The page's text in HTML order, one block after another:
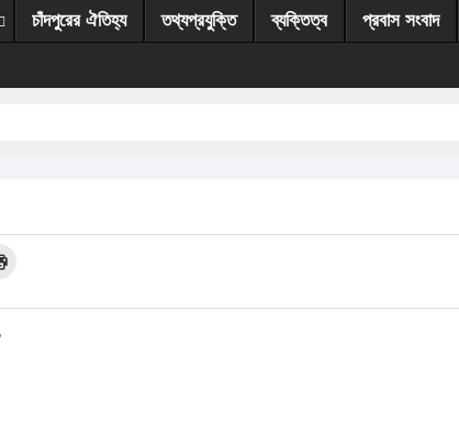
চাঁদপুরের ঐতিহ্য তথ্যপ্রযুক্তি ব্যক্তিত্ব প্রবাস সংবাদ